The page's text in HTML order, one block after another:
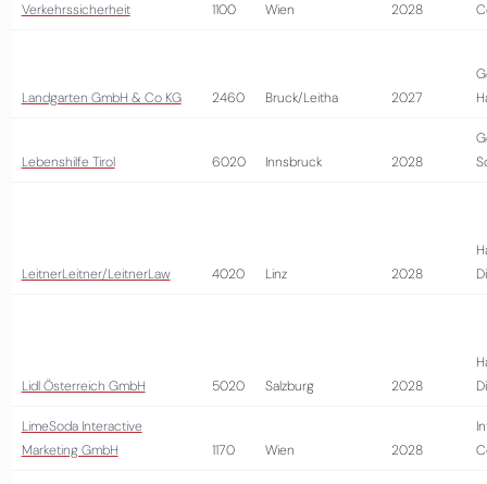
Verkehrssicherheit
1100 Wien 2028
Landgarten GmbH & Co KG 2460 Bruck/Leitha 2027
Lebenshilfe Tirol 6020 Innsbruck 2028
LeitnerLeitner/LeitnerLaw 4020 Linz 2028
Lidl Österreich GmbH 5020 Salzburg 2028
LimeSoda Interactive
Marketing GmbH
1170 Wien 2028